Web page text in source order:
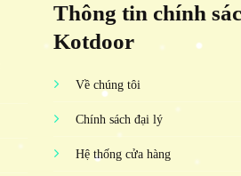
Thông tin chính
Kotdoor
Về chúng tôi
Chính sách đại lý
Hệ thống cửa hàng